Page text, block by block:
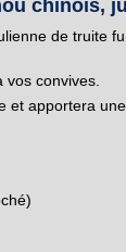
chinois,
de truite
convives.
et apportera